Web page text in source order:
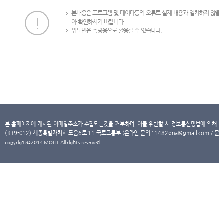
본내용은 프로그램 및 데이타등의 오류로 실제 내용과 일치하지
아 확인하시기 바랍니다.
위도면은 측량용으로 활용할 수 없습니다.
본 홈페이지에 게시된 이메일주소가 수집되는것을 거부하며, 이를 위반할 시 정보통신망법에 의
(339-012) 세종특별자치시 도움6로 11 국토교통부 (온라인 문의 : 1482qna@gmail.com /
copyright@2014 MOLIT All rights reserved.